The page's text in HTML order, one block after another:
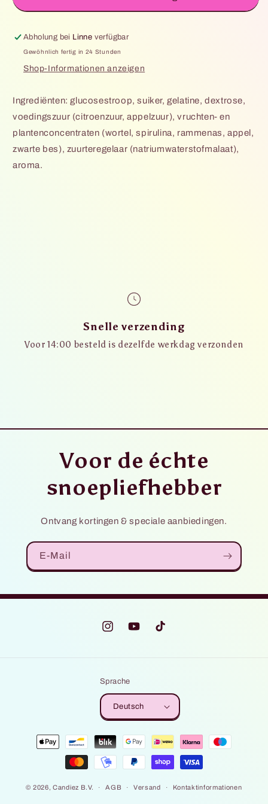
Abholung bei Linne verfügbar
Gewöhnlich fertig in 24 Stunden
Shop-Informationen anzeigen
Ingrediënten: glucosestroop, suiker, gelatine, dextrose,
voedingszuur (citroenzuur, appelzuur), vruchten- en
plantenconcentraten (wortel, spirulina, rammenas, appel,
zwarte bes), zuurteregelaar (natriumwaterstofmalaat),
aroma.
Snelle verzending
Voor 14:00 besteld is dezelfde werkdag verzonden
Voor de échte
snoepliefhebber
Ontvang kortingen & speciale aanbiedingen.
E-Mail
InstagramYouTubeTikTok
Sprache
Deutsch
Zahlungsmethoden
© 2026,Candiez B.V. AGB Versand Kontaktinformationen